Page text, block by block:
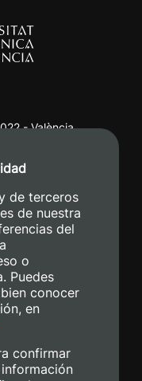
- València
50
de terceros
de nuestra
del
o
Puedes
conocer
en
confirmar